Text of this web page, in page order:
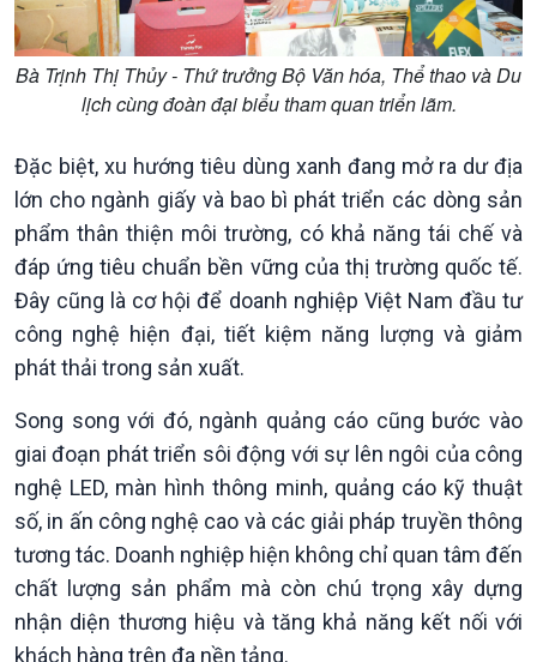
Kinh tế
Tin Kinh tế
Trước giờ mở cửa
Dòng chảy Kinh tế
Nông nghiệp & Biển đảo
Tin Nông nghiệp & Biển
đảo
Bà Trịnh Thị Thủy - Thứ trưởng Bộ Văn hóa, Thể thao và Du
lịch cùng đoàn đại biểu tham quan triển lãm.
Đặc biệt, xu hướng tiêu dùng xanh đang mở ra dư địa
lớn cho ngành giấy và bao bì phát triển các dòng sản
phẩm thân thiện môi trường, có khả năng tái chế và
đáp ứng tiêu chuẩn bền vững của thị trường quốc tế.
Đây cũng là cơ hội để doanh nghiệp Việt Nam đầu tư
công nghệ hiện đại, tiết kiệm năng lượng và giảm
phát thải trong sản xuất.
Song song với đó, ngành quảng cáo cũng bước vào
giai đoạn phát triển sôi động với sự lên ngôi của công
nghệ LED, màn hình thông minh, quảng cáo kỹ thuật
số, in ấn công nghệ cao và các giải pháp truyền thông
tương tác. Doanh nghiệp hiện không chỉ quan tâm đến
chất lượng sản phẩm mà còn chú trọng xây dựng
nhận diện thương hiệu và tăng khả năng kết nối với
khách hàng trên đa nền tảng.